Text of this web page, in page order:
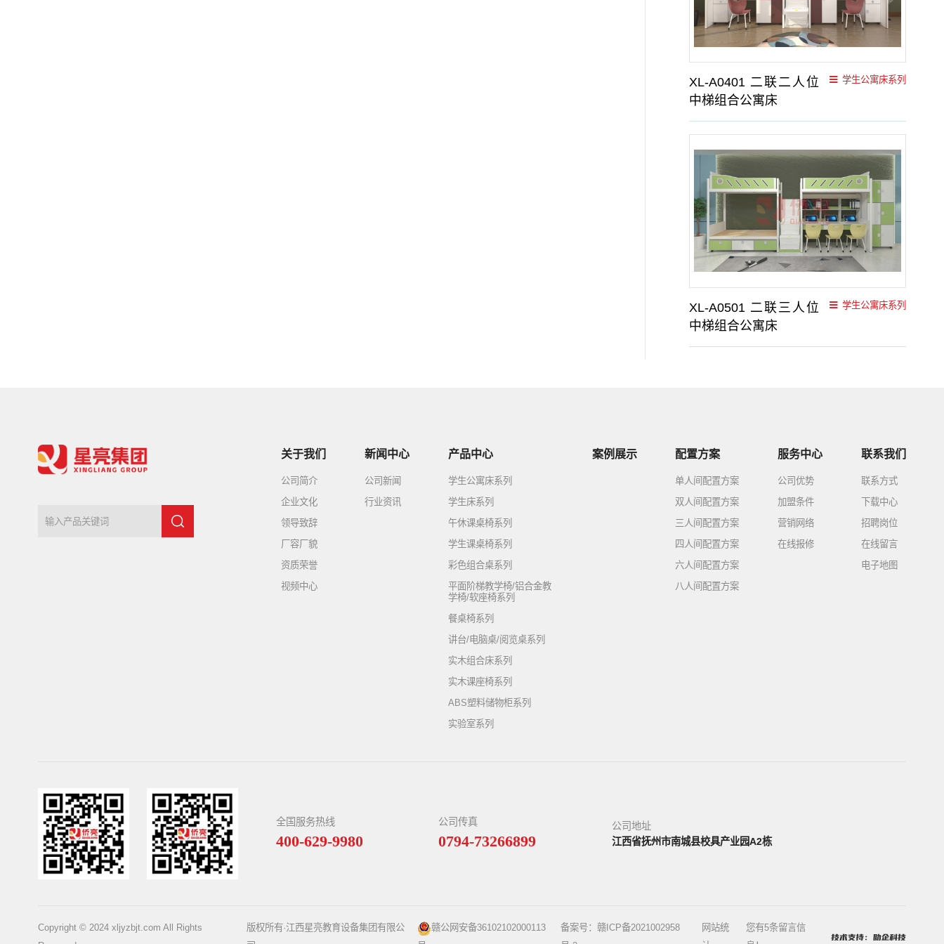
XL-A0401 二联二人位
中梯组合公寓床
学生公寓床系列
XL-A0501 二联三人位
中梯组合公寓床
学生公寓床系列
关于我们
公司简介
企业文化
领导致辞
厂容厂貌
资质荣誉
视频中心
新闻中心
公司新闻
行业资讯
产品中心
学生公寓床系列
学生床系列
午休课桌椅系列
学生课桌椅系列
彩色组合桌系列
平面阶梯教学椅/铝合金教
学椅/软座椅系列
餐桌椅系列
讲台/电脑桌/阅览桌系列
实木组合床系列
实木课座椅系列
ABS塑料储物柜系列
实验室系列
案例展示 配置方案
单人间配置方案
双人间配置方案
三人间配置方案
四人间配置方案
六人间配置方案
八人间配置方案
服务中心
公司优势
加盟条件
营销网络
在线报修
联系我们
联系方式
下载中心
招聘岗位
在线留言
电子地图
全国服务热线
400-629-9980
公司传真
0794-73266899
公司地址
江西省抚州市南城县校具产业园A2栋
Copyright © 2024 xljyzbjt.com All Rights
版权所有·江西星亮教育设备集团有限公
赣公网安备36102102000113
备案号： 赣ICP备2021002958
网站统
您有5条留言信